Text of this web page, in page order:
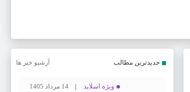
جدیدترین مطالب آرشیو خبر ها
ویژه اسلاید
14 مرداد 1405